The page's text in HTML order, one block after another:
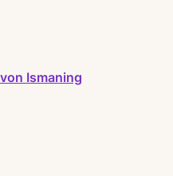
Ismaning